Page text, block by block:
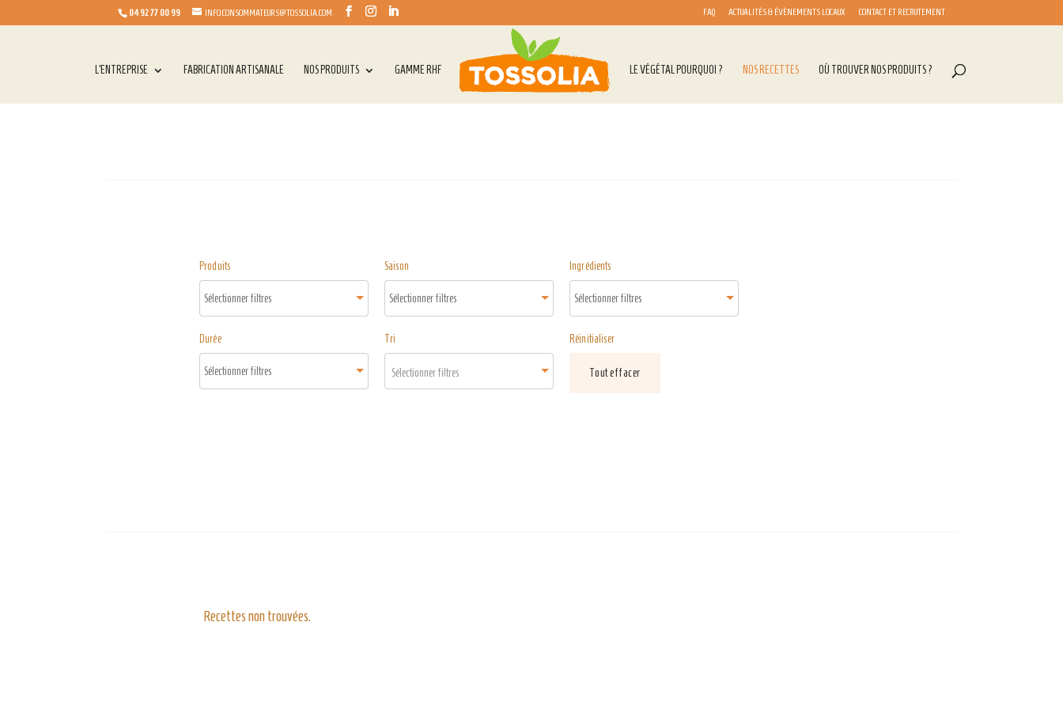
04 92 77 00 99 INFO.CONSOMMATEURS@TOSSOLIA.COM FAQ ACTUALITÉS & ÉVÈNEMENTS LOCAUX CONTACT ET RECRUTEMENT
L’ENTREPRISE FABRICATION ARTISANALE NOS PRODUITS GAMME RHF LE VÉGÉTAL POURQUOI ? NOS RECETTES OÙ TROUVER NOS PRODUITS ?
Produits Saison Ingrédients
Durée Tri
Sélectionner filtres
Réinitialiser
Tout effacer
Recettes non trouvées.